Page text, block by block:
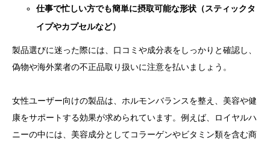
仕事で忙しい方でも簡単に摂取可能な形状（スティックタ
イプやカプセルなど）
製品選びに迷った際には、口コミや成分表をしっかりと確認し、
偽物や海外業者の不正品取り扱いに注意を払いましょう。
女性ユーザー向けの製品は、ホルモンバランスを整え、美容や健
康をサポートする効果が求められています。例えば、ロイヤルハ
ニーの中には、美容成分としてコラーゲンやビタミン類を含む商